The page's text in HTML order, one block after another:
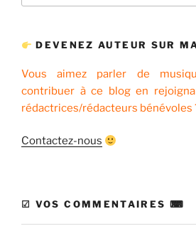
DEVENEZ AUTEUR SUR
Vous aimez parler de
contribuer à ce blog en
rédactrices/rédacteurs bénévoles
Contactez-nous
☑ VOS COMMENTAIRES ⌨